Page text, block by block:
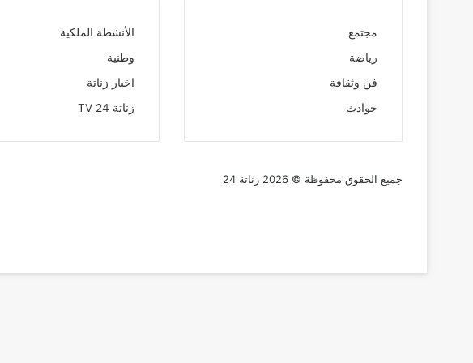
الأنشطة الملكية
وطنية
اخبار زناتة
زناتة 24 TV
مجتمع
رياضة
فن وثقافة
حوادث
جميع الحقوق محفوظة © 2026 زناتة 24